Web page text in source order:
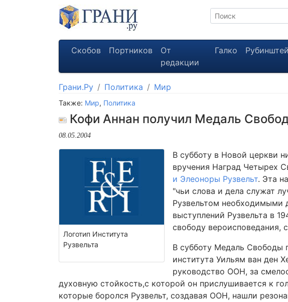
Скобов Портников
От
редакции
Галко
Грани.Ру Политика Мир
Также: Мир, Политика
Кофи Аннан получил Медаль
08.05.2004
Логотип Института
Рузвельта
В субботу в Новой церкви
вручения Наград Четырех
и Элеоноры Рузвельт. Эта
"чьи слова и дела служат
Рузвельтом необходимыми
выступлений Рузвельта в
свободу вероисповедания,
В субботу Медаль Свободы
института Уильям ван ден
руководство ООН, за
духовную стойкость,с которой он прислушивается к
которые боролся Рузвельт, создавая ООН, нашли